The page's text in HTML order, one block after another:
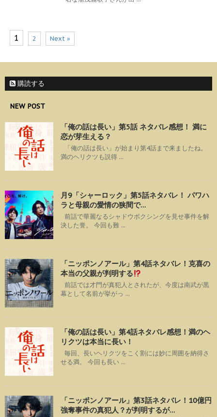
1 2 Next »
購読する
NEW POST
「俺の話は長い」第5話 ネタバレ感想！ 満に
恋が芽生える？
「俺の話は長い」が始まり第4話まで来ましたね。
満のヘリクツも説得 ...
月9「シャーロック」第5話ネタバレ！ パワハ
ラと母親の愛情の狭間で…
前話で華麗なるシャドウボクシングを見せ事件を解
決した誉。 今回も難 ...
「ニッポンノアール」第4話ネタバレ！克喜の
本当の父親が判明する
前話では才門が真犯人とされたが、今度は南武が黒
幕として名前が挙がっ ...
「俺の話は長い」第4話ネタバレ感想！満のヘ
リクツは本当に長い！
毎回、長いヘリクツをこく割には妙に周囲を納得さ
せる満。 今回も長い ...
「ニッポンノアール」第3話ネタバレ！10億円
強奪事件の真犯人？が判明するが…